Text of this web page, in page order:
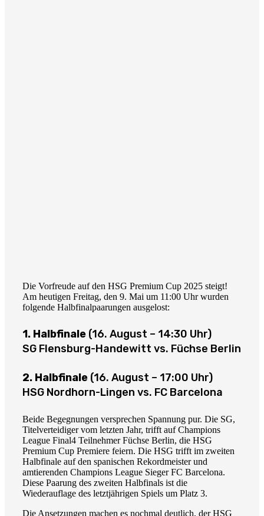
Die Vorfreude auf den HSG Premium Cup 2025 steigt!
Am heutigen Freitag, den 9. Mai um 11:00 Uhr wurden
folgende Halbfinalpaarungen ausgelost:
1. Halbfinale (16. August – 14:30 Uhr)
SG Flensburg-Handewitt vs. Füchse Berlin
2. Halbfinale (16. August – 17:00 Uhr)
HSG Nordhorn-Lingen vs. FC Barcelona
Beide Begegnungen versprechen Spannung pur. Die SG,
Titelverteidiger vom letzten Jahr, trifft auf Champions
League Final4 Teilnehmer Füchse Berlin, die HSG
Premium Cup Premiere feiern. Die HSG trifft im zweiten
Halbfinale auf den spanischen Rekordmeister und
amtierenden Champions League Sieger FC Barcelona.
Diese Paarung des zweiten Halbfinals ist die
Wiederauflage des letztjährigen Spiels um Platz 3.
Die Ansetzungen machen es nochmal deutlich, der HSG